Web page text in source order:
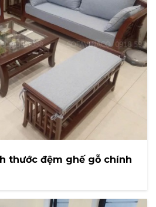
thước đệm ghế gỗ chính